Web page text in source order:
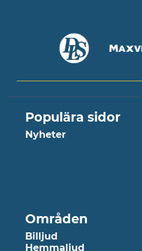
Populära sidor
Nyheter
Områden
Billjud
Hemmaljud